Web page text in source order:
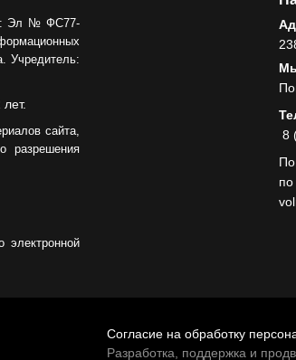
Эл № ФС77-
Учредитель:
сайта,
разрешения
8
Согласие на обработку
Разработка, поддержка и